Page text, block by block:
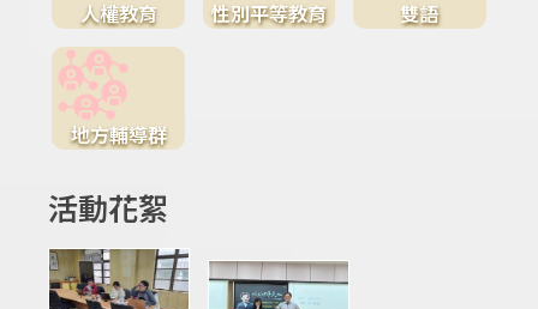
人權教育 性別平等教育 雙語
地方輔導群
活動花絮